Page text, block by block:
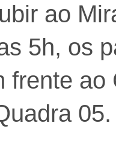
ao
5h, os
frente ao
05.